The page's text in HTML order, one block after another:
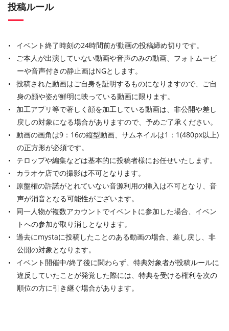
投稿ルール
イベント終了時刻の24時間前が動画の投稿締め切りです。
ご本人が出演していない動画や音声のみの動画、フォトムービ
ーや音声付きの静止画はNGとします。
投稿された動画はご自身を証明するものになりますので、ご自
身の顔や姿が鮮明に映っている動画に限ります。
加工アプリ等で著しく顔を加工している動画は、非公開や差し
戻しの対象になる場合がありますので、予めご了承ください。
動画の画角は9：16の縦型動画、サムネイルは1：1(480px以上)
の正方形が必須です。
テロップや編集などは基本的に投稿者様にお任せいたします。
カラオケ店での撮影は不可となります。
原盤権の許諾がとれていない音源利用の挿入は不可となり、音
声が消音となる可能性がございます。
同一人物が複数アカウントでイベントに参加した場合、イベン
トへの参加が取り消しとなります。
過去にmystaに投稿したことのある動画の場合、差し戻し、非
公開の対象となります。
イベント開催中/終了後に関わらず、特典対象者が投稿ルールに
違反していたことが発覚した際には、特典を受ける権利を次の
順位の方に引き継ぐ場合があります。